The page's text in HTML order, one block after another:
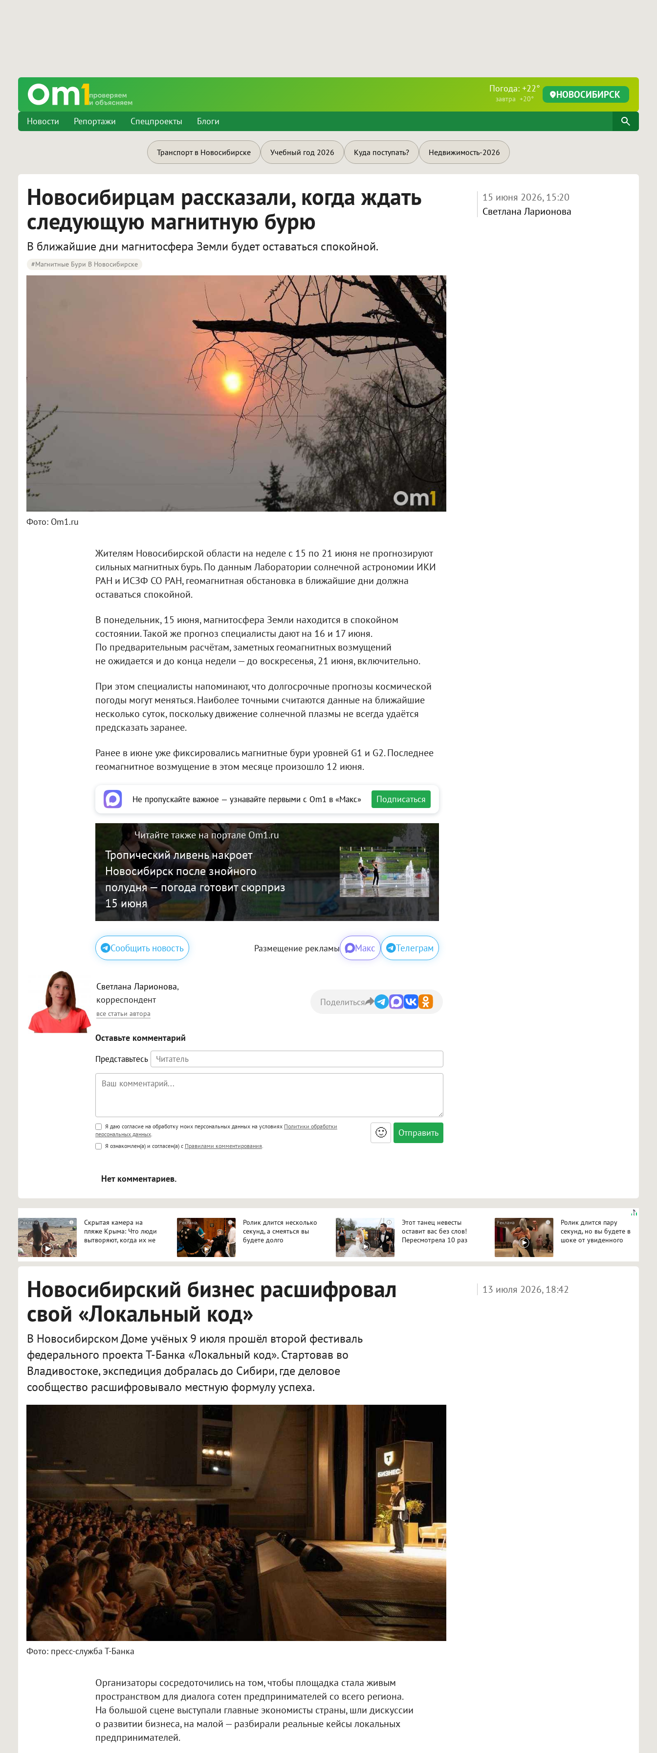
Погода: +22°
завтра +20° НОВОСИБИРСК
Новости Репортажи Спецпроекты Блоги
Транспорт в Новосибирске Учебный год 2026 Куда поступать? Недвижимость-2026
Новосибирцам рассказали, когда ждать
следующую магнитную бурю
В ближайшие дни магнитосфера Земли будет оставаться спокойной.
#Магнитные Бури В Новосибирске
15 июня 2026, 15:20
Светлана Ларионова
Фото: Om1.ru
Жителям Новосибирской области на неделе с 15 по 21 июня не прогнозируют
сильных магнитных бурь. По данным Лаборатории солнечной астрономии ИКИ
РАН и ИСЗФ СО РАН, геомагнитная обстановка в ближайшие дни должна
оставаться спокойной.
В понедельник, 15 июня, магнитосфера Земли находится в спокойном
состоянии. Такой же прогноз специалисты дают на 16 и 17 июня.
По предварительным расчётам, заметных геомагнитных возмущений
не ожидается и до конца недели — до воскресенья, 21 июня, включительно.
При этом специалисты напоминают, что долгосрочные прогнозы космической
погоды могут меняться. Наиболее точными считаются данные на ближайшие
несколько суток, поскольку движение солнечной плазмы не всегда удаётся
предсказать заранее.
Ранее в июне уже фиксировались магнитные бури уровней G1 и G2. Последнее
геомагнитное возмущение в этом месяце произошло 12 июня.
Не пропускайте важное — узнавайте первыми с Om1 в «Макс» Подписаться
Читайте также на портале Om1.ru
Тропический ливень накроет
Новосибирск после знойного
полудня — погода готовит сюрприз
15 июня
Сообщить новость Размещение рекламы Макс Телеграм
Светлана Ларионова,
корреспондент
все статьи автора
Поделиться
Оставьте комментарий
Представьтесь
Поддержка HTML
<b>, <strong>, <u>, <i>, <em>, <s>, <big>, <small>, <sup>, <sub>, <pre>, <ul>, <ol>, <li>,
<blockquote>, <code> экранирует HTML, адреса URL автоматически становятся ссылками, и
Я даю согласие на обработку моих персональных данных на условиях Политики обработки
персональных данных.
Я ознакомлен(а) и согласен(а) с Правилами комментирования.
🙂
Нет комментариев.
i
Скрытая камера на
пляже Крыма: Что люди
вытворяют, когда их не
i
Ролик длится несколько
секунд, а смеяться вы
будете долго
i
Этот танец невесты
оставит вас без слов!
Пересмотрела 10 раз
i
Ролик длится пару
секунд, но вы будете в
шоке от увиденного
Новосибирский бизнес расшифровал
свой «Локальный код»
В Новосибирском Доме учёных 9 июля прошёл второй фестиваль
федерального проекта Т-Банка «Локальный код». Стартовав во
Владивостоке, экспедиция добралась до Сибири, где деловое
сообщество расшифровывало местную формулу успеха.
13 июля 2026, 18:42
Фото: пресс-служба Т-Банка
Организаторы сосредоточились на том, чтобы площадка стала живым
пространством для диалога сотен предпринимателей со всего региона.
На большой сцене выступали главные экономисты страны, шли дискуссии
о развитии бизнеса, на малой — разбирали реальные кейсы локальных
предпринимателей.